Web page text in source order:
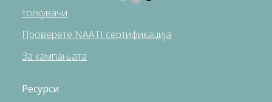
толкувачи
Проверете NAATI сертификација
За кампањата
Ресурси